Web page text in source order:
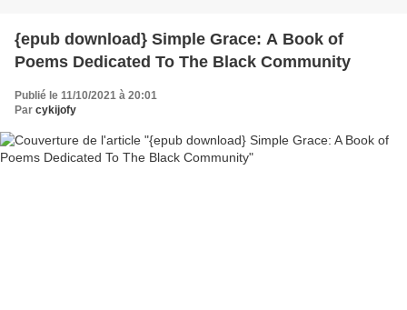
{epub download} Simple Grace: A Book of
Poems Dedicated To The Black Community
Publié le 11/10/2021 à 20:01
Par cykijofy